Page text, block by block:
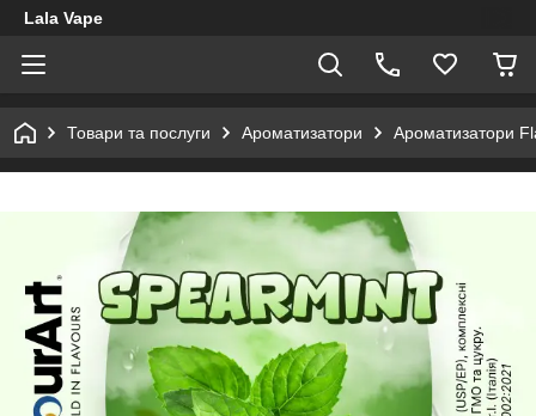
Lala Vape
Товари та послуги Ароматизатори Ароматизатори